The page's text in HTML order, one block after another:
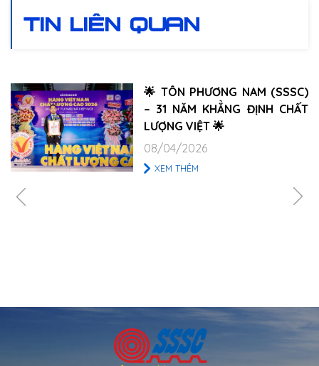
TIN LIÊN QUAN
🌟 TÔN PHƯƠNG NAM (SSSC)
– 31 NĂM KHẲNG ĐỊNH CHẤT
LƯỢNG VIỆT 🌟
08/04/2026
XEM THÊM